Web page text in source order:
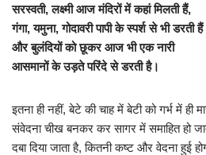
सरस्वती, लक्ष्मी आज मंदिरों में कहां मिलती हैं,
गंगा, यमुना, गोदावरी पापी के स्पर्श से भी डरती हैं
और बुलंदियों को छूकर आज भी एक नारी
आसमानों के उड़ते परिंदे से डरती है।
इतना ही नहीं, बेटे की चाह में बेटी को गर्भ में ही
संवेदना चीख बनकर कर सागर में समाहित हो
दबा दिया जाता है, कितनी कष्ट और वेदना हुई